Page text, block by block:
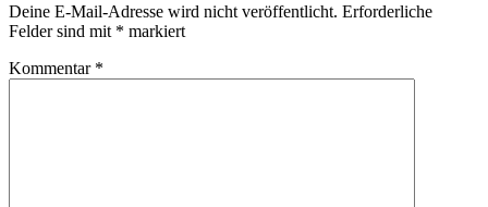
Deine E-Mail-Adresse wird nicht veröffentlicht. Erforderliche
Felder sind mit * markiert
Kommentar *